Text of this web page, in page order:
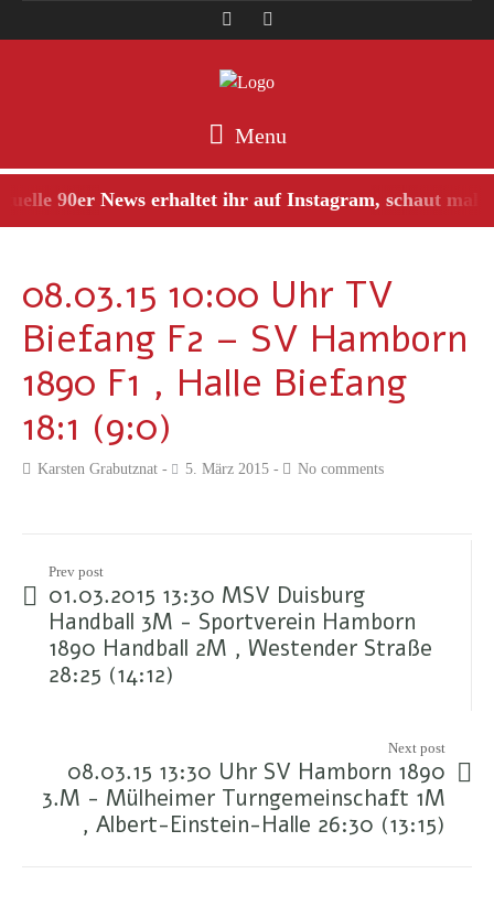
Menu
90er News erhaltet ihr auf Instagram, schaut mal
08.03.15 10:00 Uhr TV
Biefang F2 – SV Hamborn
1890 F1 , Halle Biefang
18:1 (9:0)
Karsten Grabutznat 5. März 2015 No comments
Prev post
01.03.2015 13:30 MSV Duisburg
Handball 3M - Sportverein Hamborn
1890 Handball 2M , Westender Straße
28:25 (14:12)
Next post
08.03.15 13:30 Uhr SV Hamborn 1890
3.M - Mülheimer Turngemeinschaft 1M
, Albert-Einstein-Halle 26:30 (13:15)